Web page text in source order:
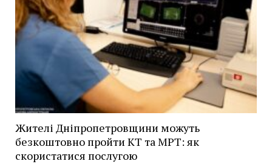
Жителі Дніпропетровщини можуть
безкоштовно пройти КТ та МРТ: як
скористатися послугою